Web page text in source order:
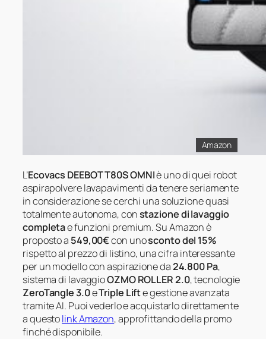
Amazon
L’Ecovacs DEEBOT T80S OMNIè uno di quei robot
aspirapolvere lavapavimenti da tenere seriamente
in considerazione se cerchi una soluzione quasi
totalmente autonoma, constazione di lavaggio
completae funzioni premium. Su Amazon è
proposto a 549,00€con unosconto del 15%
rispetto al prezzo di listino, una cifra interessante
per un modello con aspirazione da24.800 Pa,
sistema di lavaggioOZMO ROLLER 2.0, tecnologie
ZeroTangle 3.0eTriple Lifte gestione avanzata
tramite AI. Puoi vederlo e acquistarlo direttamente
a questolink Amazon, approfittando della promo
finché disponibile.